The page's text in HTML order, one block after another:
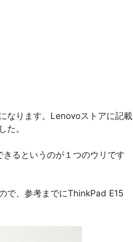
なります。Lenovoストアに記載
た。
るというのが１つのウリです
で、参考までにThinkPad E15